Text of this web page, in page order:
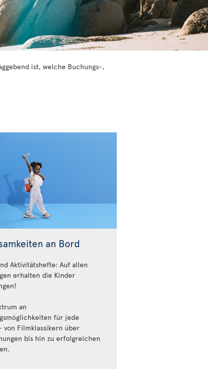
ist, welche Buchungs-,
an Bord
Aktivitätshefte: Auf allen
erhalten die Kinder
an
für jede
von Filmklassikern über
bis hin zu erfolgreichen